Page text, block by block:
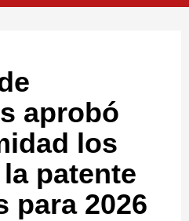
aprobó
los
patente
para 2026